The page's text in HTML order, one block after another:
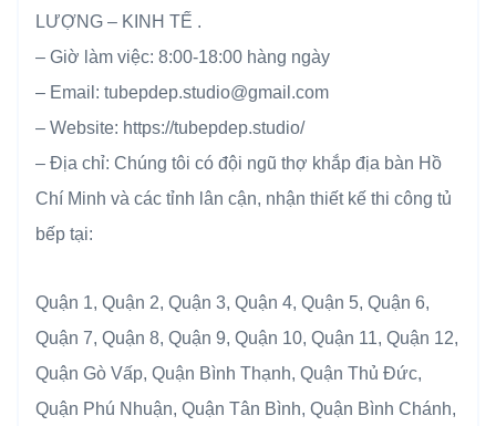
LƯỢNG – KINH TẾ .
– Giờ làm việc: 8:00-18:00 hàng ngày
– Email: tubepdep.studio@gmail.com
– Website: https://tubepdep.studio/
– Địa chỉ: Chúng tôi có đội ngũ thợ khắp địa bàn Hồ
Chí Minh và các tỉnh lân cận, nhận thiết kế thi công tủ
bếp tại:
Quận 1, Quận 2, Quận 3, Quận 4, Quận 5, Quận 6,
Quận 7, Quận 8, Quận 9, Quận 10, Quận 11, Quận 12,
Quận Gò Vấp, Quận Bình Thạnh, Quận Thủ Đức,
Quận Phú Nhuận, Quận Tân Bình, Quận Bình Chánh,